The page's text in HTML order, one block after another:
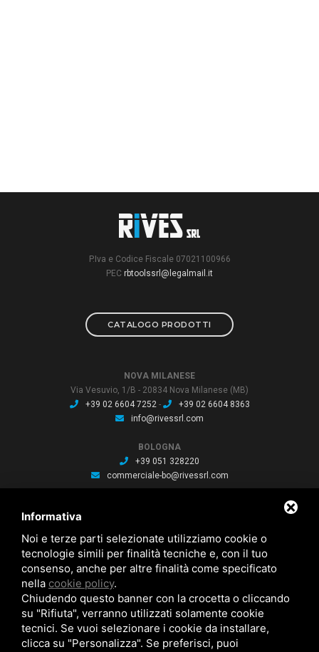
P.Iva e Codice Fiscale 07021100966
PEC rbtoolssrl@legalmail.it
CATALOGO PRODOTTI
NOVA MILANESE
Via Vesuvio, 1/B - 20834 Nova Milanese (MB)
+39 02 6604 7252-
+39 02 6604 8363
info@rivessrl.com
BOLOGNA
+39 051 328220
commerciale-bo@rivessrl.com
commerciale-pn@rivessrl.com
ULTIME NEWS
Nuova BP smart installata: Nuova BP smart installata
Nuova bussola Agathon: Nuova bussola Agathon per stampaggio
plastica
Brochure saldatura: Brochure saldatura Lase one WS fili per saldatura
Informativa
Noi e terze parti selezionate utilizziamo cookie o
tecnologie simili per finalità tecniche e, con il tuo
consenso, anche per altre finalità come specificato
nella cookie policy.
Chiudendo questo banner con la crocetta o cliccando
su "Rifiuta", verranno utilizzati solamente cookie
tecnici. Se vuoi selezionare i cookie da installare,
clicca su "Personalizza". Se preferisci, puoi